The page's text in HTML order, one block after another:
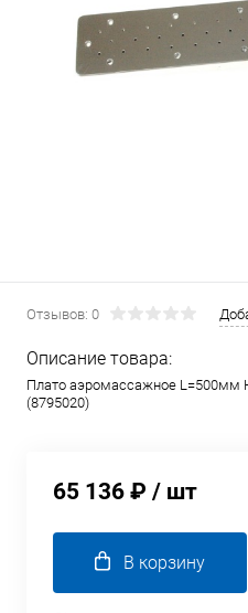
Отзывов: 0
Описание товара:
Плато aэромассажное L=500мм
(8795020)
65 136 ₽ / шт
В корзину